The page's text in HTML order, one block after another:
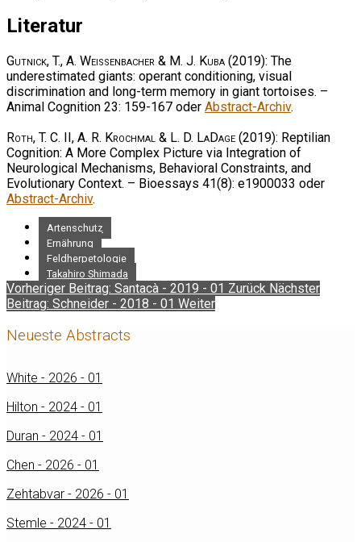
Literatur
Gutnick, T., A. Weissenbacher & M. J. Kuba (2019): The
underestimated giants: operant conditioning, visual
discrimination and long-term memory in giant tortoises. –
Animal Cognition 23: 159-167 oder Abstract-Archiv.
Roth, T. C. II, A. R. Krochmal & L. D. LaDage (2019): Reptilian
Cognition: A More Complex Picture via Integration of
Neurological Mechanisms, Behavioral Constraints, and
Evolutionary Context. – Bioessays 41(8): e1900033 oder
Abstract-Archiv.
Artenschutz
Ernährung
Feldherpetologie
Takahiro Shimada
Vorheriger Beitrag: Santacà - 2019 - 01 Zurück Nächster
Beitrag: Schneider - 2018 - 01 Weiter
Neueste Abstracts
White - 2026 - 01
Hilton - 2024 - 01
Duran - 2024 - 01
Chen - 2026 - 01
Zehtabvar - 2026 - 01
Stemle - 2024 - 01